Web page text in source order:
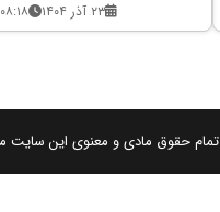
۲۳ آذر ۱۴۰۴ ۰۸:۱۸
تمام حقوق مادی و معنوی این سایت